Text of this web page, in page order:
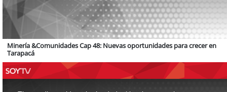
Minería &Comunidades Cap 48: Nuevas oportunidades para crecer en
Tarapacá